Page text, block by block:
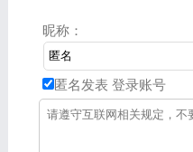
昵称：
匿名发表 登录账号